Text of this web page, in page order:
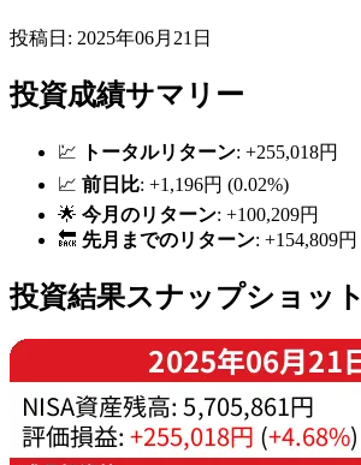
投稿日: 2025年06月21日
投資成績サマリー
💹 トータルリターン: +255,018円
📈 前日比: +1,196円 (0.02%)
🌟 今月のリターン: +100,209円
🔙 先月までのリターン: +154,809円
投資結果スナップショット